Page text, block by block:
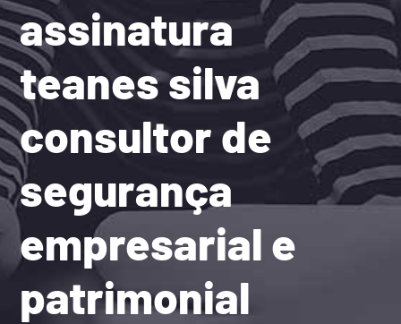
assinatura
teanes silva
consultor de
segurança
empresarial e
patrimonial